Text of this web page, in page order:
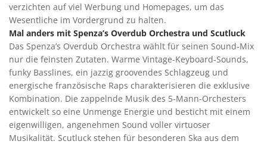
verzichten auf viel Werbung und Homepages, um das
Wesentliche im Vordergrund zu halten.
Mal anders mit Spenza’s Overdub Orchestra und Scutluck
Das Spenza’s Overdub Orchestra wählt für seinen Sound-Mix
nur die feinsten Zutaten. Warme Vintage-Keyboard-Sounds,
funky Basslines, ein jazzig groovendes Schlagzeug und
energische französische Raps charakterisieren die exklusive
Kombination. Die zappelnde Musik des 5-Mann-Orchesters
entwickelt so eine Unmenge Energie und besticht mit einem
eigenwilligen, angenehmen Sound voller virtuoser
Musikalität. Scutluck stehen für besonderen Ska aus dem